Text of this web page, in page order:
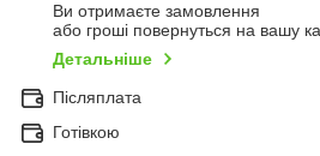
Ви отримаєте замовлення
або гроші повернуться на вашу
Детальніше
Післяплата
Готівкою